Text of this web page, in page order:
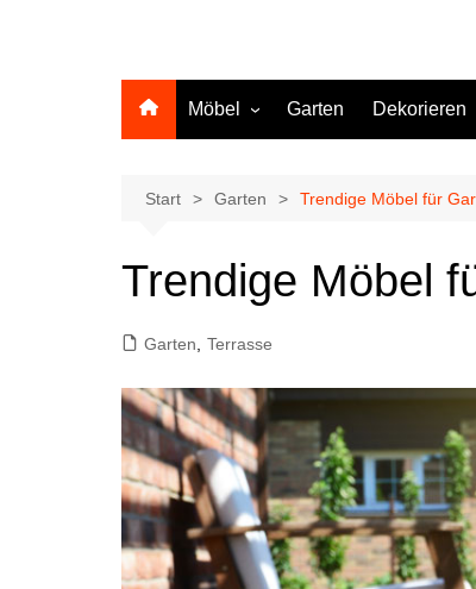
Möbel Garten Dekorieren
Start Garten Trendige Möbel für
Trendige Möbel
Garten Terrasse